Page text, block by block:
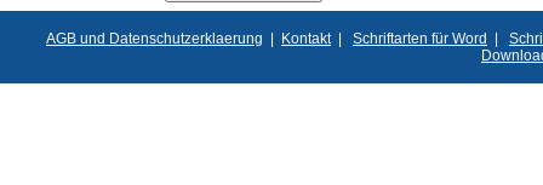
AGB und Datenschutzerklaerung | Kontakt| Schriftarten für Word |